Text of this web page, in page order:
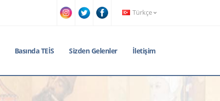
Türkçe
Basında TEİS Sizden Gelenler İletişim